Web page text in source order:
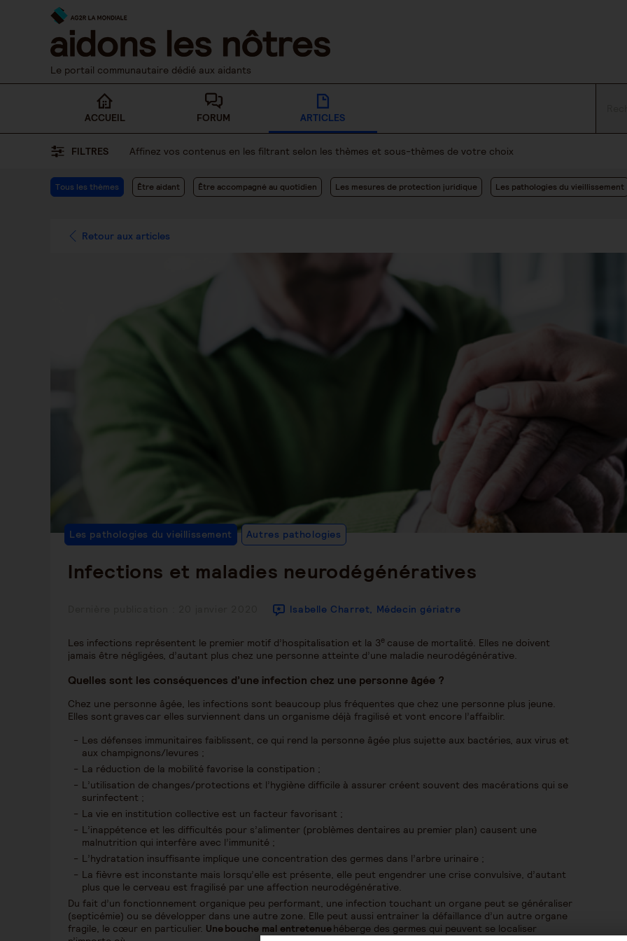
Le portail communautaire dédié aux aidants
ACCUEIL FORUM ARTICLES
FILTRES Affinez vos contenus en les filtrant selon les thèmes et sous-thèmes de votre choix
Tous les thèmes Être aidant Être accompagné au quotidien Les mesures de protection juridique Les pathologies du vieillissement
Retour aux articles
deutschland,mannheim,lifestyle,senior,pflege
Infections et maladies neurodégénératives
Isabelle Charret, Médecin gériatre
Les pathologies du vieillissement Autres pathologies
Les infections représentent le premier motif d’hospitalisation et la 3e cause de mortalité. Elles ne doivent
jamais être négligées, d’autant plus chez une personne atteinte d’une maladie neurodégénérative.
Quelles sont les conséquences d’une infection chez une personne âgée ?
Chez une personne âgée, les infections sont beaucoup plus fréquentes que chez une personne plus jeune.
Elles sont graves car elles surviennent dans un organisme déjà fragilisé et vont encore l’affaiblir.
Les défenses immunitaires faiblissent, ce qui rend la personne âgée plus sujette aux bactéries, aux virus et
aux champignons/levures ;
La réduction de la mobilité favorise la constipation ;
L’utilisation de changes/protections et l’hygiène difficile à assurer créent souvent des macérations qui se
surinfectent ;
La vie en institution collective est un facteur favorisant ;
L’inappétence et les difficultés pour s’alimenter (problèmes dentaires au premier plan) causent une
malnutrition qui interfère avec l’immunité ;
L’hydratation insuffisante implique une concentration des germes dans l’arbre urinaire ;
La fièvre est inconstante mais lorsqu’elle est présente, elle peut engendrer une crise convulsive, d’autant
plus que le cerveau est fragilisé par une affection neurodégénérative.
Du fait d’un fonctionnement organique peu performant, une infection touchant un organe peut se généraliser
(septicémie) ou se développer dans une autre zone. Elle peut aussi entrainer la défaillance d’un autre organe
fragile, le cœur en particulier. Une bouche mal entretenuehéberge des germes qui peuvent se localiser